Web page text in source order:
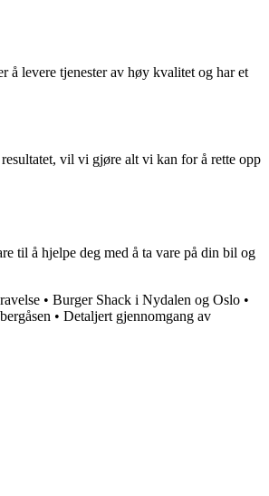
å levere tjenester av høy kvalitet og har et
vil vi gjøre alt vi kan for å rette opp
til å hjelpe deg med å ta vare på din bil og
• Burger Shack i Nydalen og Oslo •
• Detaljert gjennomgang av